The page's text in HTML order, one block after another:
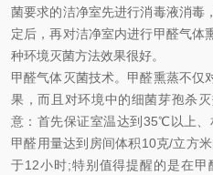
菌要求的洁净室先进行消毒液消毒
定后，再对洁净室内进行甲醛气体
种环境灭菌方法效果很好。
甲醛气体灭菌技术。甲醛熏蒸不仅
果，而且对环境中的细菌芽孢杀
意：首先保证室温达到35℃以上
甲醛用量达到房间体积10克/立方
于12小时;特别值得提醒的是在